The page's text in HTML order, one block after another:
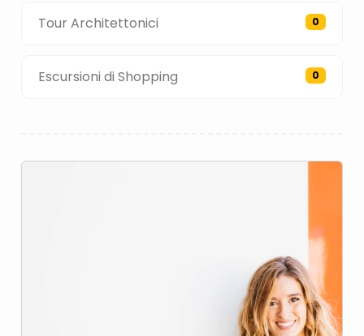
Tour Architettonici 0
Escursioni di Shopping 0